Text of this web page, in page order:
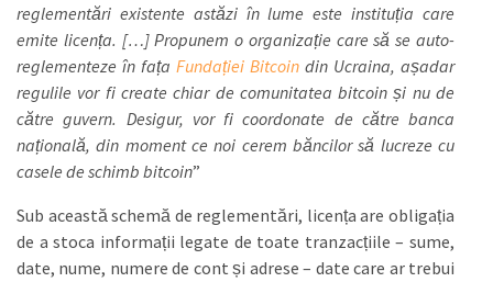
reglementări existente astăzi în lume este instituția care
emite licența. […] Propunem o organizație care să se auto-
reglementeze în fața Fundației Bitcoin din Ucraina, așadar
regulile vor fi create chiar de comunitatea bitcoin și nu de
către guvern. Desigur, vor fi coordonate de către banca
națională, din moment ce noi cerem băncilor să lucreze cu
casele de schimb bitcoin”
Sub această schemă de reglementări, licența are obligația
de a stoca informații legate de toate tranzacțiile – sume,
date, nume, numere de cont și adrese – date care ar trebui